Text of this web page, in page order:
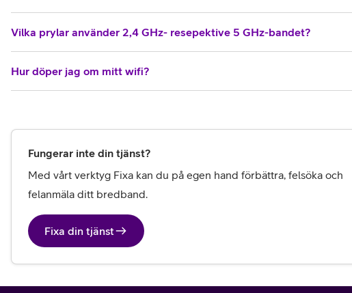
Vilka prylar använder 2,4 GHz- resepektive 5 GHz-bandet?
Hur döper jag om mitt wifi?
Fungerar inte din tjänst?
Med vårt verktyg Fixa kan du på egen hand förbättra, felsöka och
felanmäla ditt bredband.
Fixa din tjänst